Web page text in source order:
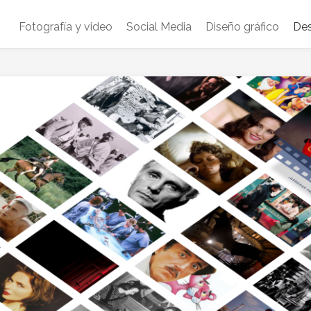
Fotografía y video Social Media Diseño gráfico